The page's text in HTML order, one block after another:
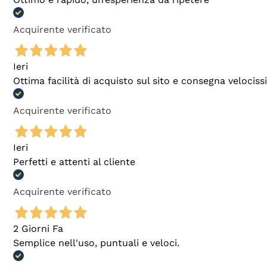
Acquirente verificato
Ieri
Ottima facilità di acquisto sul sito e consegna
Acquirente verificato
Ieri
Perfetti e attenti al cliente
Acquirente verificato
2 Giorni Fa
Semplice nell'uso, puntuali e veloci.